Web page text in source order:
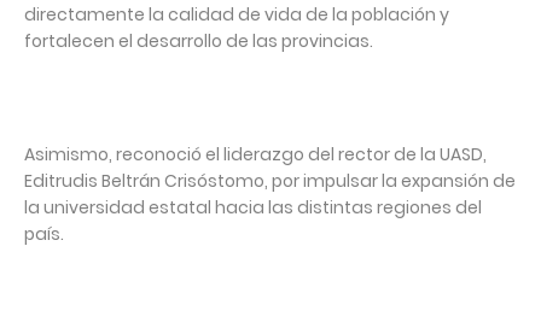
directamente la calidad de vida de la población y
fortalecen el desarrollo de las provincias.
Asimismo, reconoció el liderazgo del rector de la UASD,
Editrudis Beltrán Crisóstomo, por impulsar la expansión de
la universidad estatal hacia las distintas regiones del
país.